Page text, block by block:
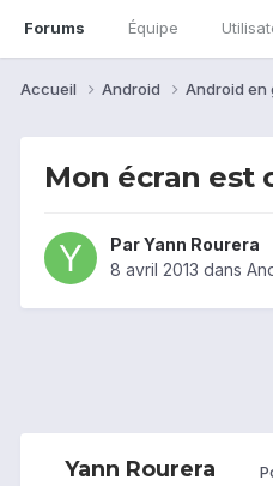
Forums Équipe
Accueil Android Android en
Mon écran est
ParYann Rourera
8 avril 2013 dans
Yann Rourera